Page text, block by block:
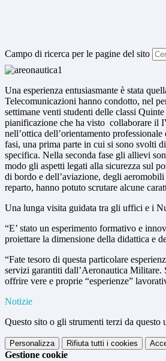
Campo di ricerca per le pagine del sito
Una esperienza entusiasmante è stata
Telecomunicazioni hanno condotto, nel
settimane venti studenti delle classi
pianificazione che ha visto collaborare il
nell’ottica dell’orientamento
fasi, una prima parte in cui si sono svolti
specifica. Nella seconda fase gli allievi
modo gli aspetti legati alla sicurezza sul
di bordo e dell’aviazione, degli
reparto, hanno potuto scrutare alcune
Una lunga visita guidata tra gli uffici e i
“E’ stato un esperimento formativo e
proiettare la dimensione della didattica e
“Fate tesoro di questa particolare
servizi garantiti dall’Aeronautica
offrire vere e proprie “esperienze”
Notizie
Questo sito o gli strumenti terzi da
Personalizza Rifiuta tutti i cookies
Gestione cookie